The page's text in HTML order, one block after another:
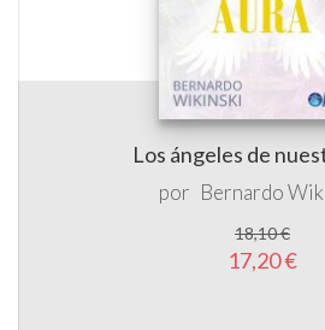
Los ángeles de
por Bernardo
18,10 €
17,20 €